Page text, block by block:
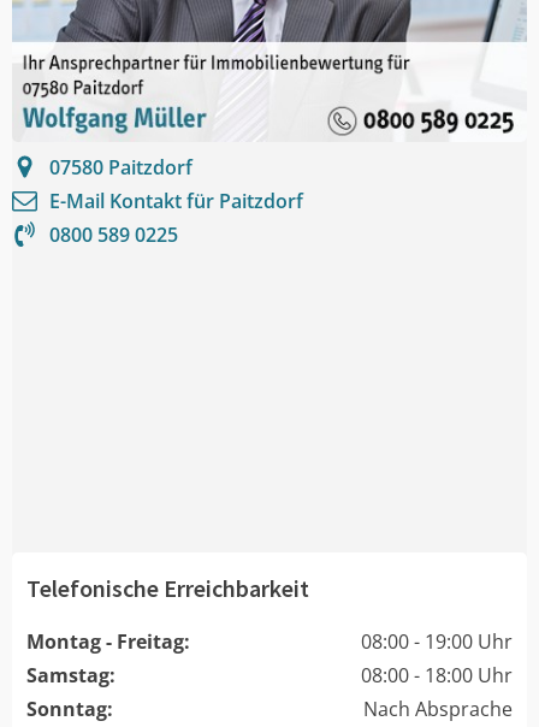
07580 Paitzdorf
E-Mail Kontakt für Paitzdorf
0800 589 0225
Telefonische Erreichbarkeit
Montag - Freitag:
08:00 - 19:00 Uhr
Samstag:
08:00 - 18:00 Uhr
Sonntag:
Nach Absprache